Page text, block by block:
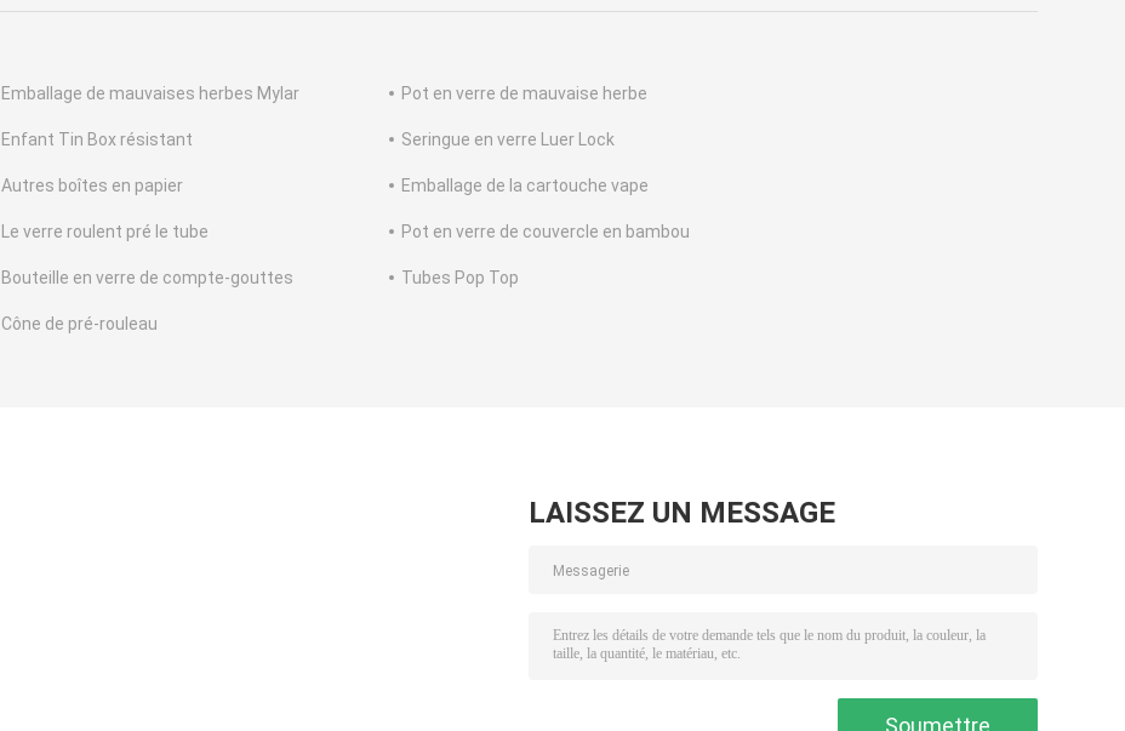
Emballage de mauvaises herbes Mylar Pot en verre de mauvaise herbe
Enfant Tin Box résistant Seringue en verre Luer Lock
Autres boîtes en papier Emballage de la cartouche vape
Le verre roulent pré le tube Pot en verre de couvercle en bambou
Bouteille en verre de compte-gouttes Tubes Pop Top
Cône de pré-rouleau
LAISSEZ UN MESSAGE